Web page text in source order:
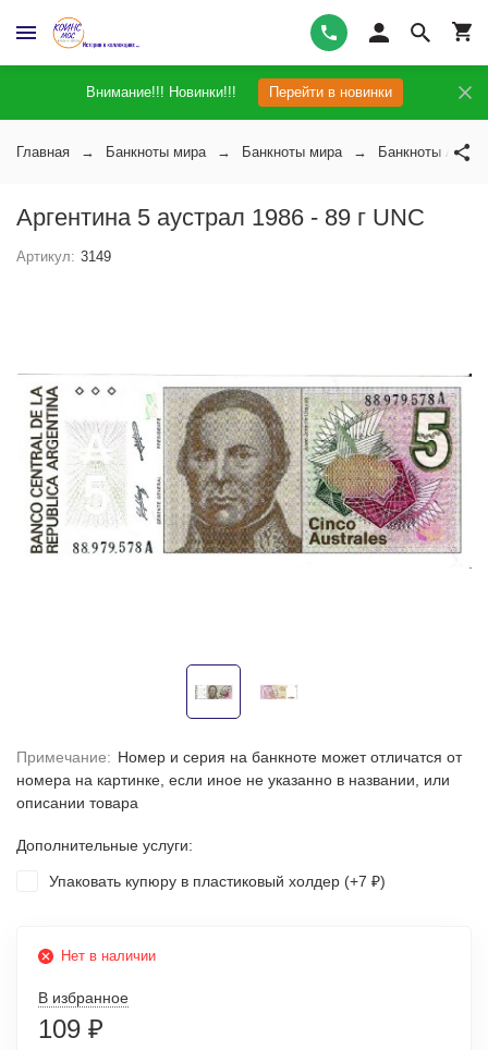
Внимание!!! Новинки!!! Перейти в новинки
Главная Банкноты мира Банкноты мира Банкноты
Аргентина 5 аустрал 1986 - 89 г UNC
Артикул: 3149
Примечание: Номер и серия на банкноте может отличатся от
номера на картинке, если иное не указанно в названии, или
описании товара
Дополнительные услуги:
Упаковать купюру в пластиковый холдер (+7 ₽)
Нет в наличии
В избранное
109 ₽